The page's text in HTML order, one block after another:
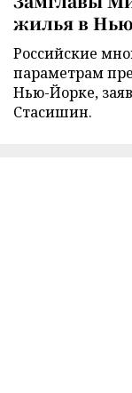
жилья в
Российские
параметрам
Нью-Йорке,
Стасишин.